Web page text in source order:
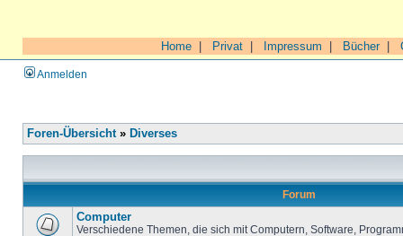
Home Privat Impressum Bücher|
Anmelden
Foren-Übersicht» Diverses
Forum
Computer
Verschiedene Themen, die sich mit Computern, Software,